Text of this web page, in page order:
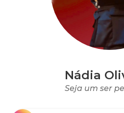
Nádia
Seja um ser